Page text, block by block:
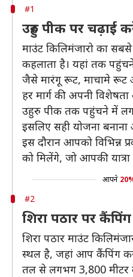
#1
उहुरु पीक पर चढ़ाई
माउंट किलिमंजारो का
कहलाता है। यहां तक
जैसे मारंगू रूट, माचामे रूट
हर मार्ग की अपनी
उहुरु पीक तक पहुंचने में
इसलिए सही योजना
इस दौरान आपको विभिन्न
को मिलेंगे, जो आपकी
आपने
#2
शिरा पठार पर
शिरा पठार माउंट
स्थल है, जहां आप कैंपिंग
तल से लगभग 3,800 मीटर